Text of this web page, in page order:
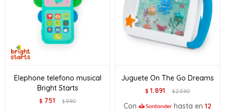
Elephone telefono musical
Bright Starts
$ 751 $990
Juguete On The Go Dreams
$ 1.891 $2.590
Con hasta en 12